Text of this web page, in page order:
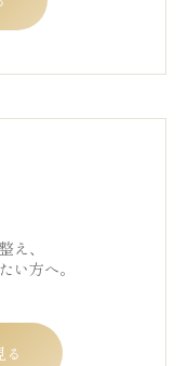
え、
い方へ。
る